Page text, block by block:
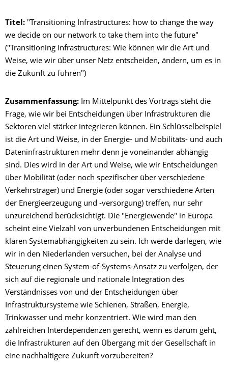
Titel: "Transitioning Infrastructures: how to change the way
we decide on our network to take them into the future"
("Transitioning Infrastructures: Wie können wir die Art und
Weise, wie wir über unser Netz entscheiden, ändern, um es in
die Zukunft zu führen")
Zusammenfassung: Im Mittelpunkt des Vortrags steht die
Frage, wie wir bei Entscheidungen über Infrastrukturen die
Sektoren viel stärker integrieren können. Ein Schlüsselbeispiel
ist die Art und Weise, in der Energie- und Mobilitäts- und auch
Dateninfrastrukturen mehr denn je voneinander abhängig
sind. Dies wird in der Art und Weise, wie wir Entscheidungen
über Mobilität (oder noch spezifischer über verschiedene
Verkehrsträger) und Energie (oder sogar verschiedene Arten
der Energieerzeugung und -versorgung) treffen, nur sehr
unzureichend berücksichtigt. Die "Energiewende" in Europa
scheint eine Vielzahl von unverbundenen Entscheidungen mit
klaren Systemabhängigkeiten zu sein. Ich werde darlegen, wie
wir in den Niederlanden versuchen, bei der Analyse und
Steuerung einen System-of-Systems-Ansatz zu verfolgen, der
sich auf die regionale und nationale Integration des
Verständnisses von und der Entscheidungen über
Infrastruktursysteme wie Schienen, Straßen, Energie,
Trinkwasser und mehr konzentriert. Wie wird man den
zahlreichen Interdependenzen gerecht, wenn es darum geht,
die Infrastrukturen auf den Übergang mit der Gesellschaft in
eine nachhaltigere Zukunft vorzubereiten?